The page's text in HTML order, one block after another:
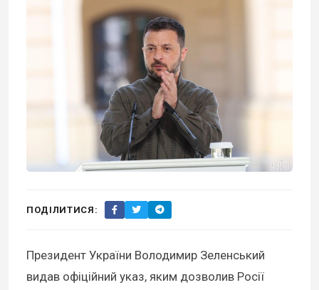
ПОДІЛИТИСЯ:
Президент України Володимир Зеленський
видав офіційний указ, яким дозволив Росії